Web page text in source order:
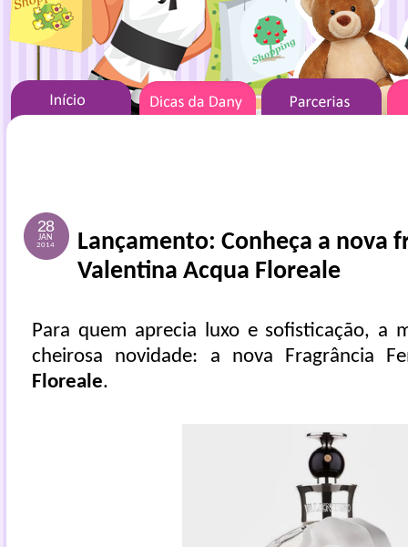
28
JAN
2014
Lançamento: Conheça a nova
Valentina Acqua Floreale
Para quem aprecia luxo e sofisticação, a
cheirosa novidade: a nova Fragrância
Floreale.